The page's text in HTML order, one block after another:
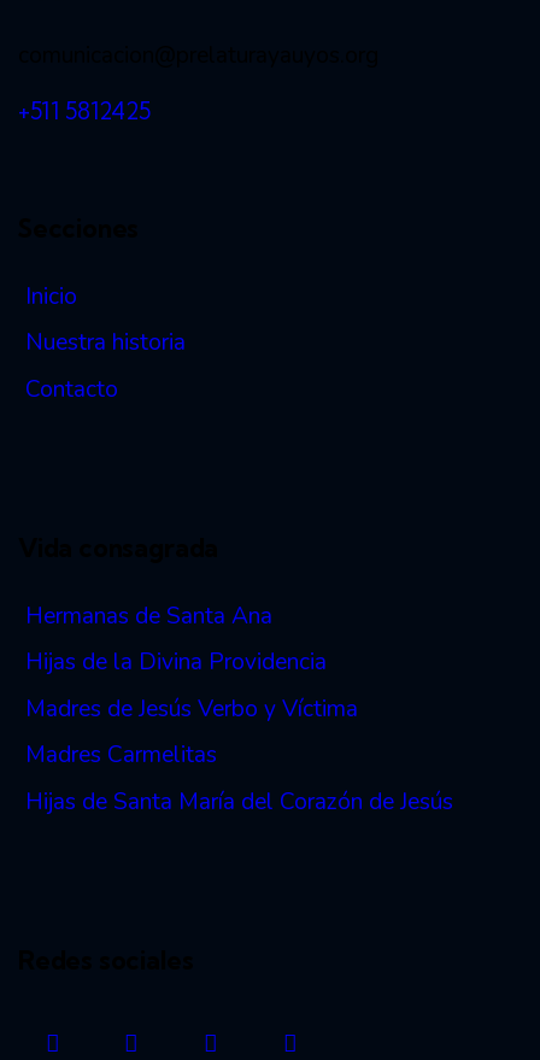
+511 5812425
Inicio
Nuestra historia
Contacto
Hermanas de Santa Ana
Hijas de la Divina Providencia
Madres de Jesús Verbo y Víctima
Madres Carmelitas
Hijas de Santa María del Corazón de Jesús